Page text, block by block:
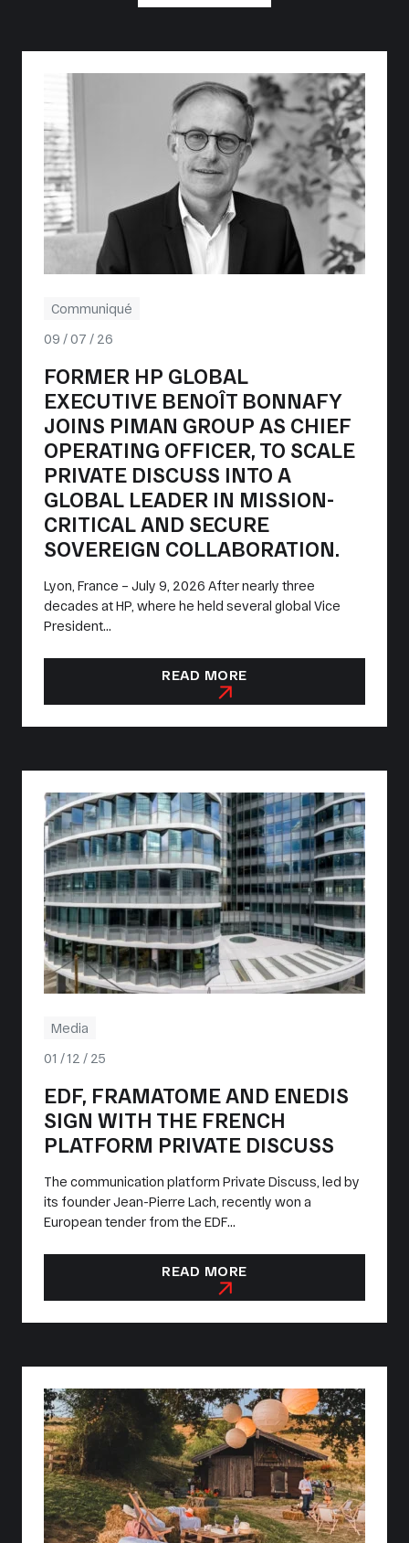
Communiqué
09 / 07 / 26
FORMER HP GLOBAL
EXECUTIVE BENOÎT BONNAFY
JOINS PIMAN GROUP AS CHIEF
OPERATING OFFICER, TO SCALE
PRIVATE DISCUSS INTO A
GLOBAL LEADER IN MISSION-
CRITICAL AND SECURE
SOVEREIGN COLLABORATION.
Lyon, France – July 9, 2026 After nearly three
decades at HP, where he held several global Vice
President...
READ MORE
Media
01 / 12 / 25
EDF, FRAMATOME AND ENEDIS
SIGN WITH THE FRENCH
PLATFORM PRIVATE DISCUSS
The communication platform Private Discuss, led by
its founder Jean-Pierre Lach, recently won a
European tender from the EDF...
READ MORE